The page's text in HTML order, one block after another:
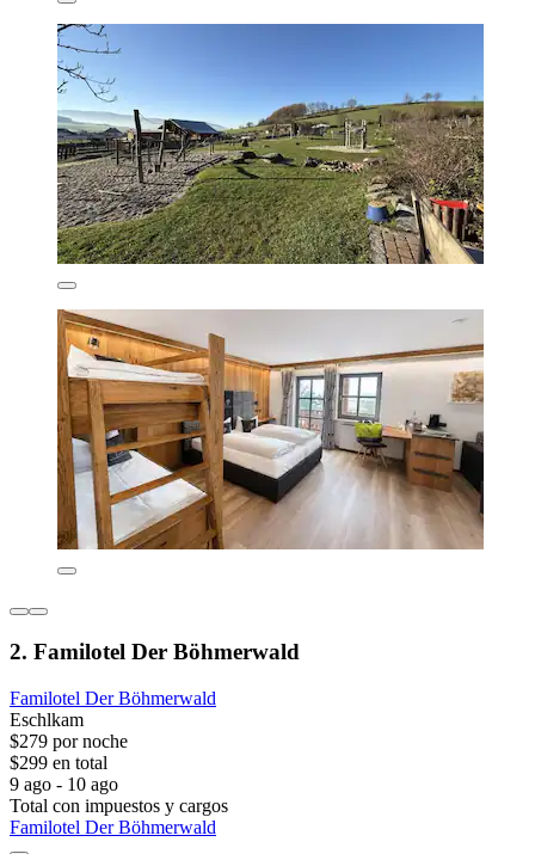
2. Familotel Der Böhmerwald
Familotel Der Böhmerwald
Eschlkam
$279 por noche
$299 en total
9 ago - 10 ago
Total con impuestos y cargos
Familotel Der Böhmerwald